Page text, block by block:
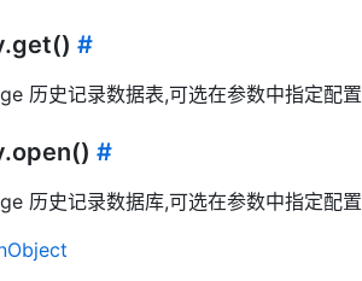
#
历史记录数据表,可选在参数中指定配
#
历史记录数据库,可选在参数中指定配